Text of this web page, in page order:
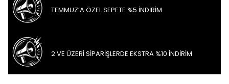
TEMMUZ’A ÖZEL SEPETE %5 İNDİRİM
2 VE ÜZERİ SİPARİŞLERDE EKSTRA %10 İNDİRİM